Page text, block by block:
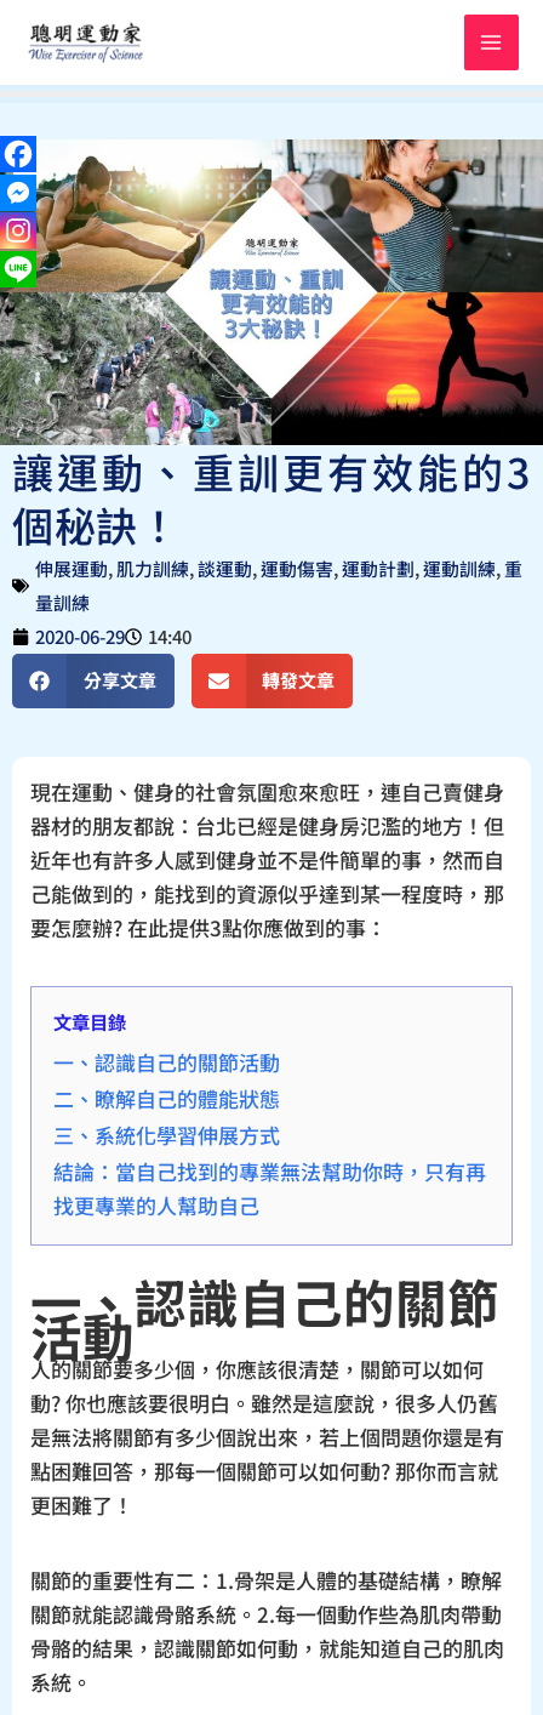
主
內
容
讓運動、重訓更有效能的3
個秘訣！
伸展運動,肌力訓練,談運動,運動傷害,運動計劃,運動訓練,重
量訓練
2020-06-29
14:40
分享文章
轉發文章
現在運動、健身的社會氛圍愈來愈旺，連自己賣健身
器材的朋友都說：台北已經是健身房氾濫的地方！但
近年也有許多人感到健身並不是件簡單的事，然而自
己能做到的，能找到的資源似乎達到某一程度時，那
要怎麼辦? 在此提供3點你應做到的事：
文章目錄
一、認識自己的關節活動
二、瞭解自己的體能狀態
三、系統化學習伸展方式
結論：當自己找到的專業無法幫助你時，只有再
找更專業的人幫助自己
一、認識自己的關節
活動
人的關節要多少個，你應該很清楚，關節可以如何
動? 你也應該要很明白。雖然是這麼說，很多人仍舊
是無法將關節有多少個說出來，若上個問題你還是有
點困難回答，那每一個關節可以如何動? 那你而言就
更困難了！
關節的重要性有二：1.骨架是人體的基礎結構，瞭解
關節就能認識骨骼系統。2.每一個動作些為肌肉帶動
骨骼的結果，認識關節如何動，就能知道自己的肌肉
系統。